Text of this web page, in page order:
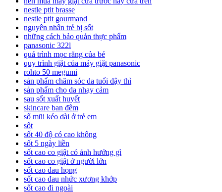
nestle ptit brasse
nestle ptit gourmand
nguyên nhân trẻ bị sốt
những cách bảo quản thực phẩm
panasonic 322l
quá trình mọc răng của bé
quy trình giặt của máy giặt panasonic
rohto 50 megumi
sản phẩm chăm sóc da tuổi dậy thì
sản phẩm cho da nhạy cảm
sau sốt xuất huyết
skincare ban đêm
sổ mũi kéo dài ở trẻ em
sốt
sốt 40 độ có cao không
sốt 5 ngày liền
sốt cao co giật có ảnh hưởng gì
sốt cao co giật ở người lớn
sốt cao đau họng
sốt cao đau nhức xương khớp
sốt cao đi ngoài